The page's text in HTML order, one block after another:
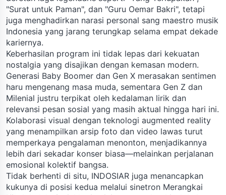
"Surat untuk Paman", dan "Guru Oemar Bakri", tetapi
juga menghadirkan narasi personal sang maestro musik
Indonesia yang jarang terungkap selama empat dekade
kariernya.
Keberhasilan program ini tidak lepas dari kekuatan
nostalgia yang disajikan dengan kemasan modern.
Generasi Baby Boomer dan Gen X merasakan sentimen
haru mengenang masa muda, sementara Gen Z dan
Milenial justru terpikat oleh kedalaman lirik dan
relevansi pesan sosial yang masih aktual hingga hari ini.
Kolaborasi visual dengan teknologi augmented reality
yang menampilkan arsip foto dan video lawas turut
memperkaya pengalaman menonton, menjadikannya
lebih dari sekadar konser biasa—melainkan perjalanan
emosional kolektif bangsa.
Tidak berhenti di situ, INDOSIAR juga menancapkan
kukunya di posisi kedua melalui sinetron Merangkai